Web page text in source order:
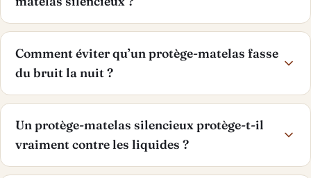
Comment éviter qu’un protège-matelas fasse
du bruit la nuit ?
Un protège-matelas silencieux protège-t-il
vraiment contre les liquides ?